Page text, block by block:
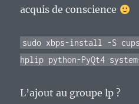
acquis de conscience
sudo xbps-install -S
hplip python-PyQt4
L’ajout au groupe lp ?